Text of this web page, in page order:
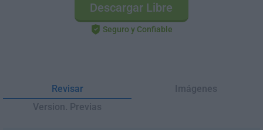
Descargar Libre
Seguro y Confiable
Revisar
Imágenes
Version. Previas